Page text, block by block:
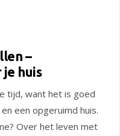
–
huis
tijd, want het is goed
een opgeruimd huis.
Over het leven met